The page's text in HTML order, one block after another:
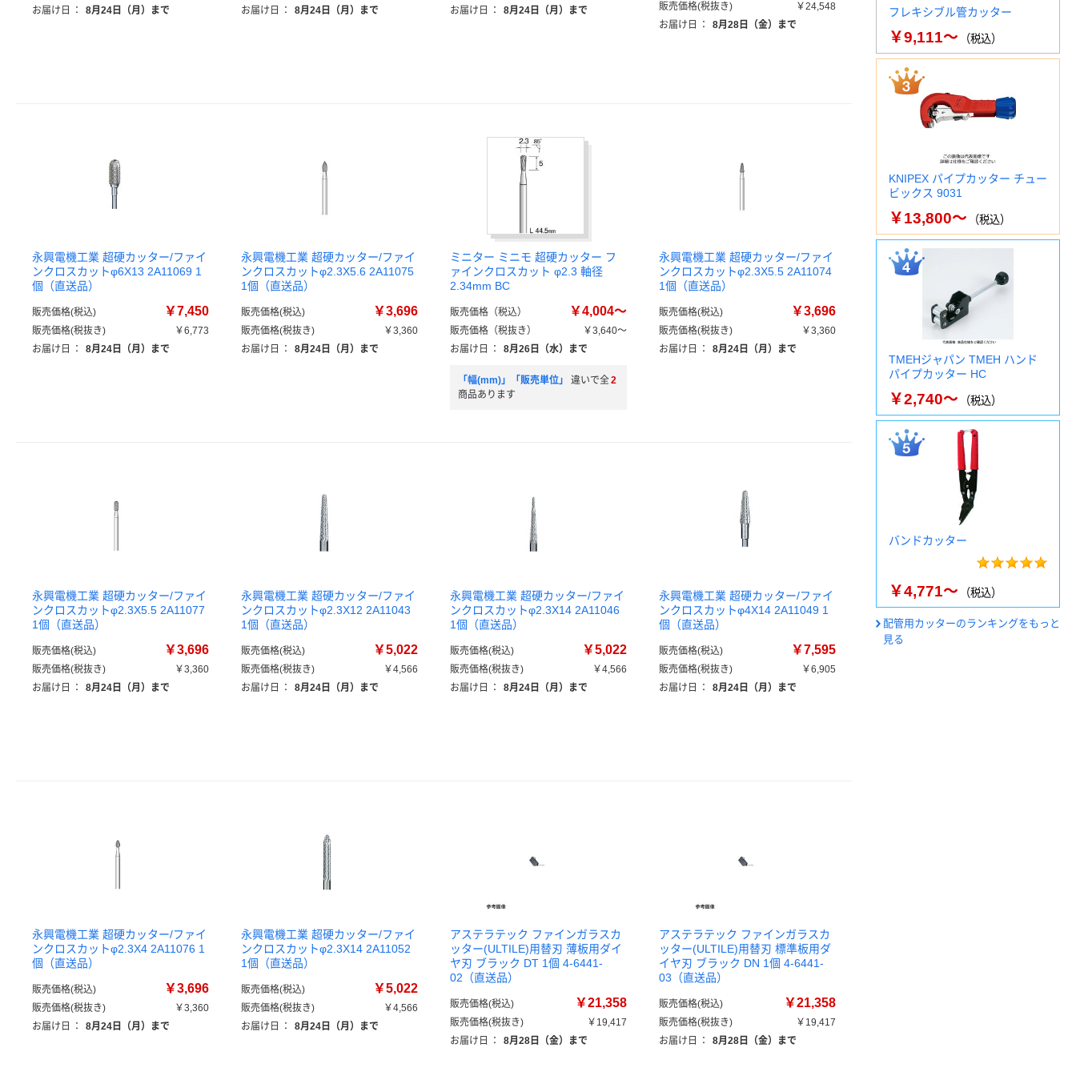
お届け日
： 8月24日（月）まで
お届け日
： 8月24日（月）まで
お届け日
： 8月24日（月）まで 販売価格(税抜き)
￥24,548
お届け日
： 8月28日（金）まで
永興電機工業 超硬カッター/ファイ
ンクロスカットφ6X13 2A11069 1
個（直送品）
販売価格(税込) ￥7,450
販売価格(税抜き)
￥6,773
お届け日
： 8月24日（月）まで
永興電機工業 超硬カッター/ファイ
ンクロスカットφ2.3X5.6 2A11075
1個（直送品）
販売価格(税込) ￥3,696
販売価格(税抜き)
￥3,360
お届け日
： 8月24日（月）まで
ミニター ミニモ 超硬カッター フ
ァインクロスカット φ2.3 軸径
2.34mm BC
販売価格（税込） ￥4,004～
販売価格（税抜き）
￥3,640～
お届け日
： 8月26日（水）まで
「幅(mm)」「販売単位」 違いで全2
商品あります
永興電機工業 超硬カッター/ファイ
ンクロスカットφ2.3X5.5 2A11074
1個（直送品）
販売価格(税込) ￥3,696
販売価格(税抜き)
￥3,360
お届け日
： 8月24日（月）まで
永興電機工業 超硬カッター/ファイ
ンクロスカットφ2.3X5.5 2A11077
1個（直送品）
販売価格(税込) ￥3,696
販売価格(税抜き)
￥3,360
お届け日
： 8月24日（月）まで
永興電機工業 超硬カッター/ファイ
ンクロスカットφ2.3X12 2A11043
1個（直送品）
販売価格(税込) ￥5,022
販売価格(税抜き)
￥4,566
お届け日
： 8月24日（月）まで
永興電機工業 超硬カッター/ファイ
ンクロスカットφ2.3X14 2A11046
1個（直送品）
販売価格(税込) ￥5,022
販売価格(税抜き)
￥4,566
お届け日
： 8月24日（月）まで
永興電機工業 超硬カッター/ファイ
ンクロスカットφ4X14 2A11049 1
個（直送品）
販売価格(税込) ￥7,595
販売価格(税抜き)
￥6,905
お届け日
： 8月24日（月）まで
永興電機工業 超硬カッター/ファイ
ンクロスカットφ2.3X4 2A11076 1
個（直送品）
販売価格(税込) ￥3,696
販売価格(税抜き)
￥3,360
お届け日
： 8月24日（月）まで
永興電機工業 超硬カッター/ファイ
ンクロスカットφ2.3X14 2A11052
1個（直送品）
販売価格(税込) ￥5,022
販売価格(税抜き)
￥4,566
お届け日
： 8月24日（月）まで
アステラテック ファインガラスカ
ッター(ULTILE)用替刃 薄板用ダイ
ヤ刃 ブラック DT 1個 4-6441-
02（直送品）
販売価格(税込) ￥21,358
販売価格(税抜き)
￥19,417
お届け日
： 8月28日（金）まで
アステラテック ファインガラスカ
ッター(ULTILE)用替刃 標準板用ダ
イヤ刃 ブラック DN 1個 4-6441-
03（直送品）
販売価格(税込) ￥21,358
販売価格(税抜き)
￥19,417
お届け日
： 8月28日（金）まで
フレキシブル管カッター
￥9,111～ （税込）
KNIPEX パイプカッター チュー
ビックス 9031
￥13,800～ （税込）
TMEHジャパン TMEH ハンド
パイプカッター HC
￥2,740～ （税込）
バンドカッター
￥4,771～ （税込）
配管用カッターのランキングをもっと
見る